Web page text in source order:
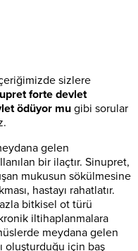
sizlere
forte devlet
ödüyor mu gibi sorular
gelen
bir ilaçtır. Sinupret,
mukusun sökülmesine
hastayı rahatlatır.
bitkisel ot türü
iltihaplanmalara
meydana gelen
oluşturduğu için baş